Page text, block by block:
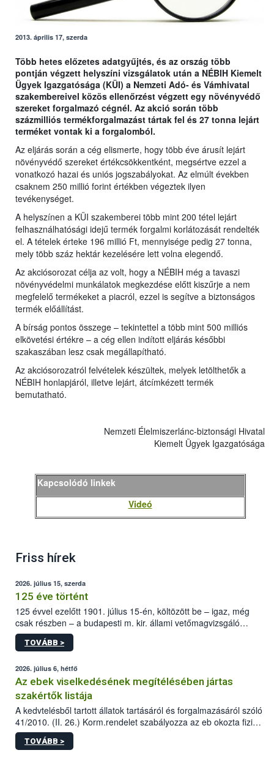
2013. április 17, szerda
Több hetes előzetes adatgyűjtés, és az ország több
pontján végzett helyszíni vizsgálatok után a NÉBIH Kiemelt
Ügyek Igazgatósága (KÜI) a Nemzeti Adó- és Vámhivatal
szakembereivel közös ellenőrzést végzett egy növényvédő
szereket forgalmazó cégnél. Az akció során több
százmilliós termékforgalmazást tártak fel és 27 tonna lejárt
terméket vontak ki a forgalomból.
Az eljárás során a cég elismerte, hogy több éve árusít lejárt
növényvédő szereket értékcsökkentként, megsértve ezzel a
vonatkozó hazai és uniós jogszabályokat. Az elmúlt években
csaknem 250 millió forint értékben végeztek ilyen
tevékenységet.
A helyszínen a KÜI szakemberei több mint 200 tétel lejárt
felhasználhatósági idejű termék forgalmi korlátozását rendelték
el. A tételek érteke 196 millió Ft, mennyisége pedig 27 tonna,
mely több száz hektár kezelésére lett volna elegendő.
Az akciósorozat célja az volt, hogy a NÉBIH még a tavaszi
növényvédelmi munkálatok megkezdése előtt kiszűrje a nem
megfelelő termékeket a piacról, ezzel is segítve a biztonságos
termék előállítást.
A bírság pontos összege – tekintettel a több mint 500 milliós
elkövetési értékre – a cég ellen indított eljárás későbbi
szakaszában lesz csak megállapítható.
Az akciósorozatról felvételek készültek, melyek letölthetők a
NÉBIH honlapjáról, illetve lejárt, átcímkézett termék
bemutatható.
Nemzeti Élelmiszerlánc-biztonsági Hivatal
Kiemelt Ügyek Igazgatósága
Kapcsolódó linkek
Videó
Friss hírek
2026. július 15, szerda
125 éve történt
125 évvel ezelőtt 1901. július 15-én, költözött be – igaz, még
csak részben – a budapesti m. kir. állami vetőmagvizsgáló
állomás a Kis Rókus utca 15. szám alatti, Czigler Győző által
tervezett új épületébe.
TOVÁBB >
2026. július 6, hétfő
Az ebek viselkedésének megítélésében jártas
szakértők listája
A kedvtelésből tartott állatok tartásáról és forgalmazásáról szóló
41/2010. (II. 26.) Korm.rendelet szabályozza az eb okozta fizikai
sérülés, illetve ennek veszélye keletkezésekor felmerülő
hatósági feladatokat, valamint a veszélyes eb tartását és annak
TOVÁBB >